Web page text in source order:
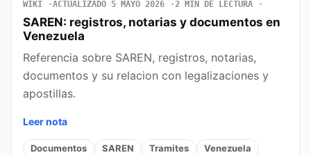
WIKI ACTUALIZADO 5 MAYO 2026 2 MIN DE LECTURA
SAREN: registros, notarias y documentos en
Venezuela
Referencia sobre SAREN, registros, notarias,
documentos y su relacion con legalizaciones y
apostillas.
Leer nota
Documentos SAREN Tramites Venezuela